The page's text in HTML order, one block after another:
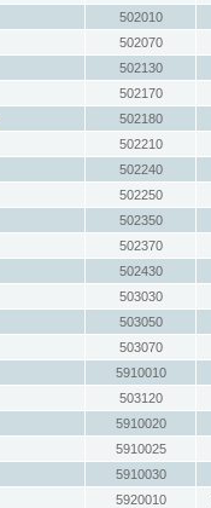
502010
502070
502130
502170
502180
502210
502240
502250
502350
502370
502430
503030
503050
503070
5910010
503120
5910020
5910025
5910030
5920010